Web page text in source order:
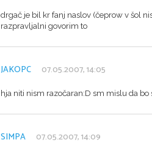
drgač je bil kr fanj naslov (čeprow v šol
razpravljalni govorim to
JAKOPC 07.05.2007, 14:05
hja niti nism razočaran:D sm mislu da bo
SIMPA 07.05.2007, 14:09